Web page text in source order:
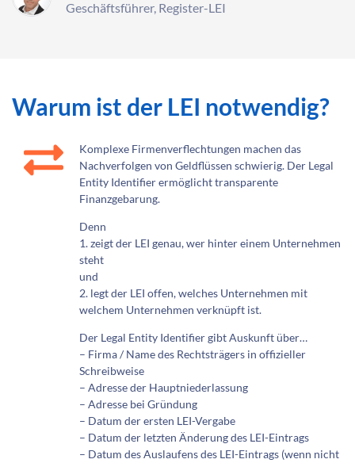
Geschäftsführer, Register-LEI
Warum ist der LEI notwendig?
Komplexe Firmenverflechtungen machen das
Nachverfolgen von Geldflüssen schwierig. Der Legal
Entity Identifier ermöglicht transparente
Finanzgebarung.
Denn
1. zeigt der LEI genau, wer hinter einem Unternehmen
steht
und
2. legt der LEI offen, welches Unternehmen mit
welchem Unternehmen verknüpft ist.
Der Legal Entity Identifier gibt Auskunft über…
– Firma / Name des Rechtsträgers in offizieller
Schreibweise
– Adresse der Hauptniederlassung
– Adresse bei Gründung
– Datum der ersten LEI-Vergabe
– Datum der letzten Änderung des LEI-Eintrags
– Datum des Auslaufens des LEI-Eintrags (wenn nicht